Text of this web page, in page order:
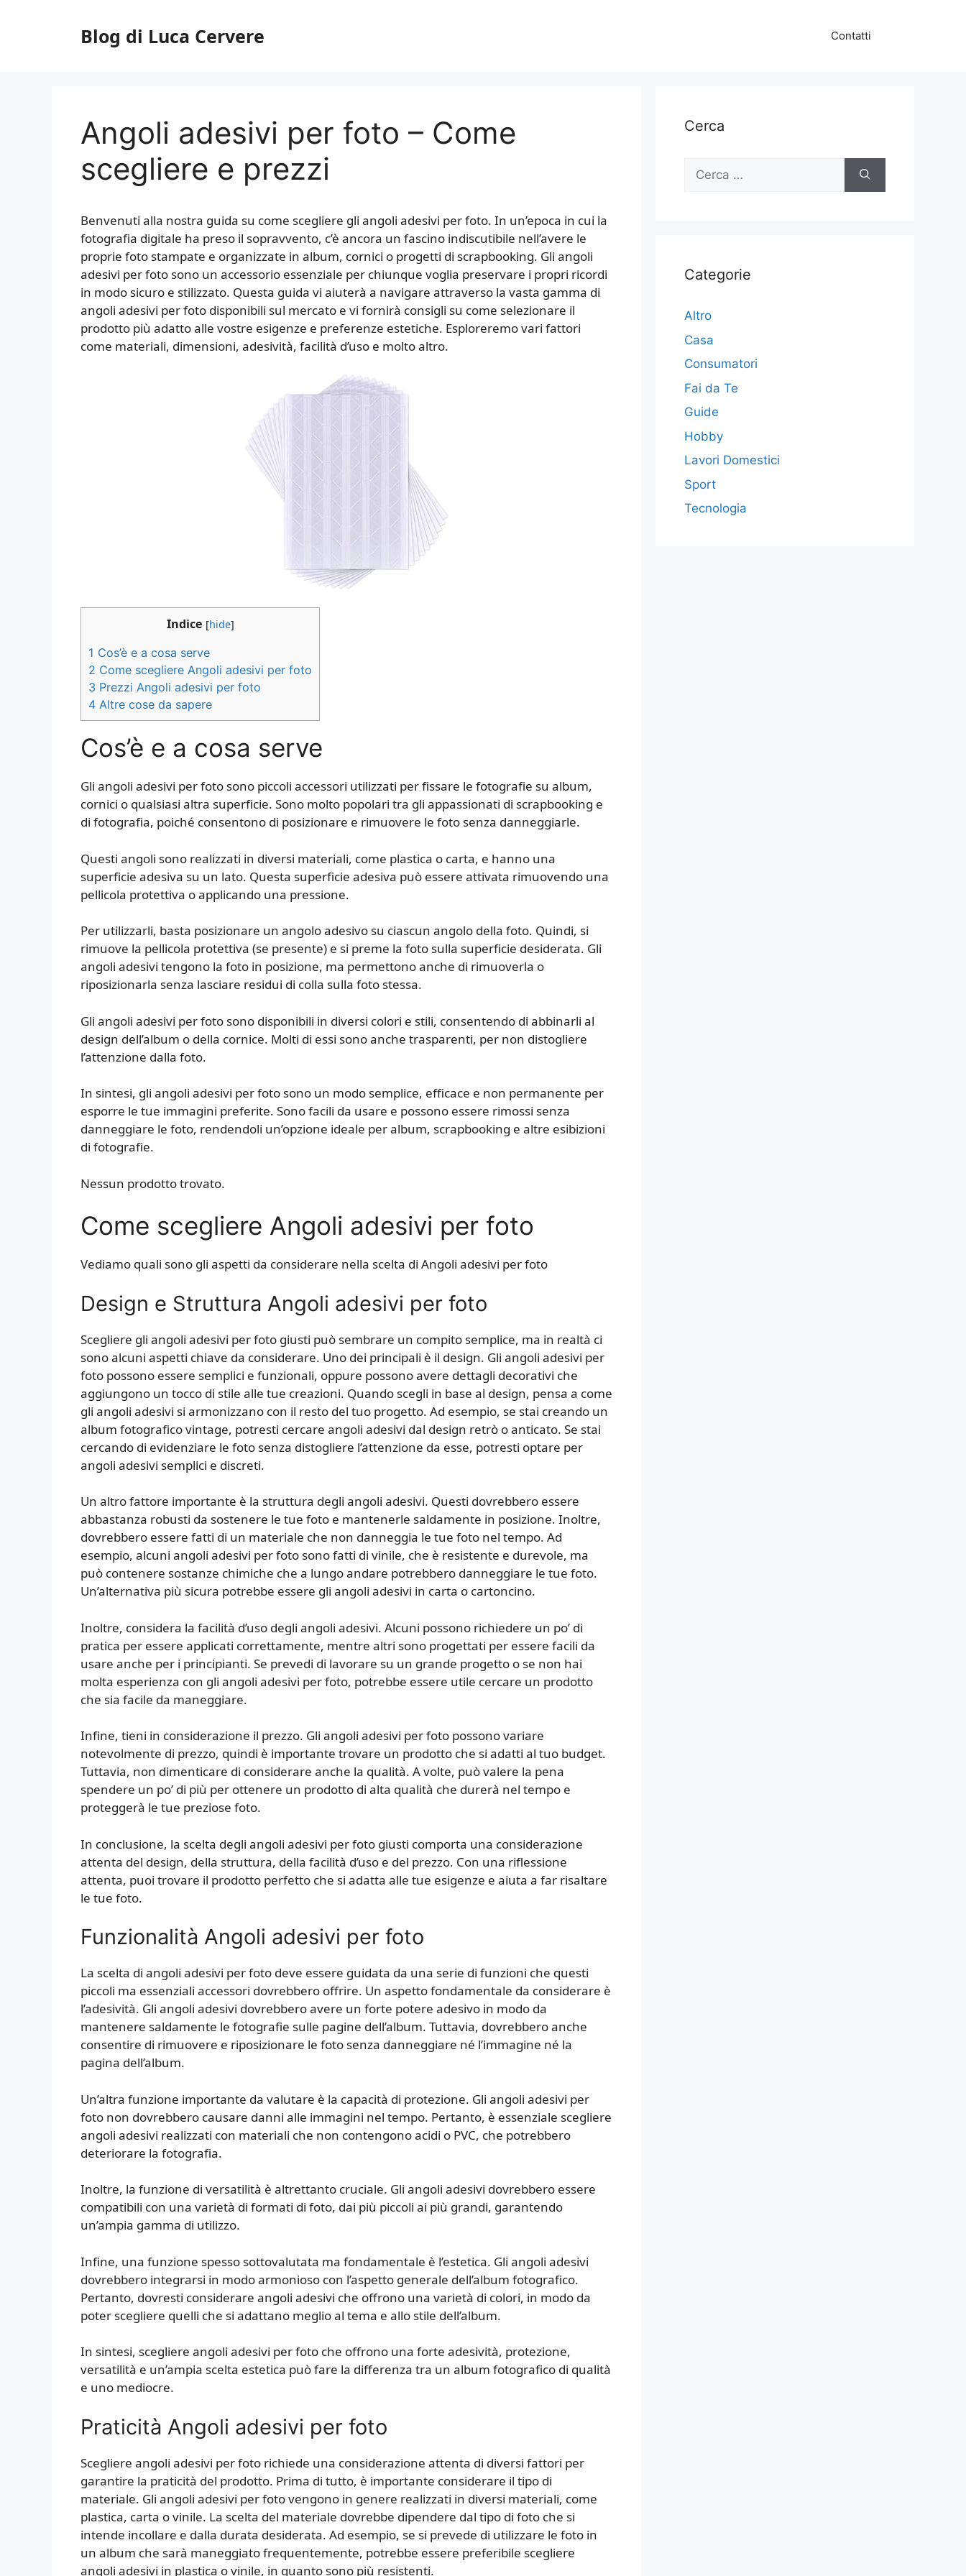
Blog di Luca Cervere Contatti
Angoli adesivi per foto – Come
scegliere e prezzi
Benvenuti alla nostra guida su come scegliere gli angoli adesivi per foto. In un’epoca in cui la
fotografia digitale ha preso il sopravvento, c’è ancora un fascino indiscutibile nell’avere le
proprie foto stampate e organizzate in album, cornici o progetti di scrapbooking. Gli angoli
adesivi per foto sono un accessorio essenziale per chiunque voglia preservare i propri ricordi
in modo sicuro e stilizzato. Questa guida vi aiuterà a navigare attraverso la vasta gamma di
angoli adesivi per foto disponibili sul mercato e vi fornirà consigli su come selezionare il
prodotto più adatto alle vostre esigenze e preferenze estetiche. Esploreremo vari fattori
come materiali, dimensioni, adesività, facilità d’uso e molto altro.
Indice [hide]
1 Cos’è e a cosa serve
2 Come scegliere Angoli adesivi per foto
3 Prezzi Angoli adesivi per foto
4 Altre cose da sapere
Cos’è e a cosa serve
Gli angoli adesivi per foto sono piccoli accessori utilizzati per fissare le fotografie su album,
cornici o qualsiasi altra superficie. Sono molto popolari tra gli appassionati di scrapbooking e
di fotografia, poiché consentono di posizionare e rimuovere le foto senza danneggiarle.
Questi angoli sono realizzati in diversi materiali, come plastica o carta, e hanno una
superficie adesiva su un lato. Questa superficie adesiva può essere attivata rimuovendo una
pellicola protettiva o applicando una pressione.
Per utilizzarli, basta posizionare un angolo adesivo su ciascun angolo della foto. Quindi, si
rimuove la pellicola protettiva (se presente) e si preme la foto sulla superficie desiderata. Gli
angoli adesivi tengono la foto in posizione, ma permettono anche di rimuoverla o
riposizionarla senza lasciare residui di colla sulla foto stessa.
Gli angoli adesivi per foto sono disponibili in diversi colori e stili, consentendo di abbinarli al
design dell’album o della cornice. Molti di essi sono anche trasparenti, per non distogliere
l’attenzione dalla foto.
In sintesi, gli angoli adesivi per foto sono un modo semplice, efficace e non permanente per
esporre le tue immagini preferite. Sono facili da usare e possono essere rimossi senza
danneggiare le foto, rendendoli un’opzione ideale per album, scrapbooking e altre esibizioni
di fotografie.
Nessun prodotto trovato.
Come scegliere Angoli adesivi per foto
Vediamo quali sono gli aspetti da considerare nella scelta di Angoli adesivi per foto
Design e Struttura Angoli adesivi per foto
Scegliere gli angoli adesivi per foto giusti può sembrare un compito semplice, ma in realtà ci
sono alcuni aspetti chiave da considerare. Uno dei principali è il design. Gli angoli adesivi per
foto possono essere semplici e funzionali, oppure possono avere dettagli decorativi che
aggiungono un tocco di stile alle tue creazioni. Quando scegli in base al design, pensa a come
gli angoli adesivi si armonizzano con il resto del tuo progetto. Ad esempio, se stai creando un
album fotografico vintage, potresti cercare angoli adesivi dal design retrò o anticato. Se stai
cercando di evidenziare le foto senza distogliere l’attenzione da esse, potresti optare per
angoli adesivi semplici e discreti.
Un altro fattore importante è la struttura degli angoli adesivi. Questi dovrebbero essere
abbastanza robusti da sostenere le tue foto e mantenerle saldamente in posizione. Inoltre,
dovrebbero essere fatti di un materiale che non danneggia le tue foto nel tempo. Ad
esempio, alcuni angoli adesivi per foto sono fatti di vinile, che è resistente e durevole, ma
può contenere sostanze chimiche che a lungo andare potrebbero danneggiare le tue foto.
Un’alternativa più sicura potrebbe essere gli angoli adesivi in carta o cartoncino.
Inoltre, considera la facilità d’uso degli angoli adesivi. Alcuni possono richiedere un po’ di
pratica per essere applicati correttamente, mentre altri sono progettati per essere facili da
usare anche per i principianti. Se prevedi di lavorare su un grande progetto o se non hai
molta esperienza con gli angoli adesivi per foto, potrebbe essere utile cercare un prodotto
che sia facile da maneggiare.
Infine, tieni in considerazione il prezzo. Gli angoli adesivi per foto possono variare
notevolmente di prezzo, quindi è importante trovare un prodotto che si adatti al tuo budget.
Tuttavia, non dimenticare di considerare anche la qualità. A volte, può valere la pena
spendere un po’ di più per ottenere un prodotto di alta qualità che durerà nel tempo e
proteggerà le tue preziose foto.
In conclusione, la scelta degli angoli adesivi per foto giusti comporta una considerazione
attenta del design, della struttura, della facilità d’uso e del prezzo. Con una riflessione
attenta, puoi trovare il prodotto perfetto che si adatta alle tue esigenze e aiuta a far risaltare
le tue foto.
Funzionalità Angoli adesivi per foto
La scelta di angoli adesivi per foto deve essere guidata da una serie di funzioni che questi
piccoli ma essenziali accessori dovrebbero offrire. Un aspetto fondamentale da considerare è
l’adesività. Gli angoli adesivi dovrebbero avere un forte potere adesivo in modo da
mantenere saldamente le fotografie sulle pagine dell’album. Tuttavia, dovrebbero anche
consentire di rimuovere e riposizionare le foto senza danneggiare né l’immagine né la
pagina dell’album.
Un’altra funzione importante da valutare è la capacità di protezione. Gli angoli adesivi per
foto non dovrebbero causare danni alle immagini nel tempo. Pertanto, è essenziale scegliere
angoli adesivi realizzati con materiali che non contengono acidi o PVC, che potrebbero
deteriorare la fotografia.
Inoltre, la funzione di versatilità è altrettanto cruciale. Gli angoli adesivi dovrebbero essere
compatibili con una varietà di formati di foto, dai più piccoli ai più grandi, garantendo
un’ampia gamma di utilizzo.
Infine, una funzione spesso sottovalutata ma fondamentale è l’estetica. Gli angoli adesivi
dovrebbero integrarsi in modo armonioso con l’aspetto generale dell’album fotografico.
Pertanto, dovresti considerare angoli adesivi che offrono una varietà di colori, in modo da
poter scegliere quelli che si adattano meglio al tema e allo stile dell’album.
In sintesi, scegliere angoli adesivi per foto che offrono una forte adesività, protezione,
versatilità e un’ampia scelta estetica può fare la differenza tra un album fotografico di qualità
e uno mediocre.
Praticità Angoli adesivi per foto
Scegliere angoli adesivi per foto richiede una considerazione attenta di diversi fattori per
garantire la praticità del prodotto. Prima di tutto, è importante considerare il tipo di
materiale. Gli angoli adesivi per foto vengono in genere realizzati in diversi materiali, come
plastica, carta o vinile. La scelta del materiale dovrebbe dipendere dal tipo di foto che si
intende incollare e dalla durata desiderata. Ad esempio, se si prevede di utilizzare le foto in
un album che sarà maneggiato frequentemente, potrebbe essere preferibile scegliere
angoli adesivi in plastica o vinile, in quanto sono più resistenti.
Cerca
Ricerca
Categorie
Altro
Casa
Consumatori
Fai da Te
Guide
Hobby
Lavori Domestici
Sport
Tecnologia